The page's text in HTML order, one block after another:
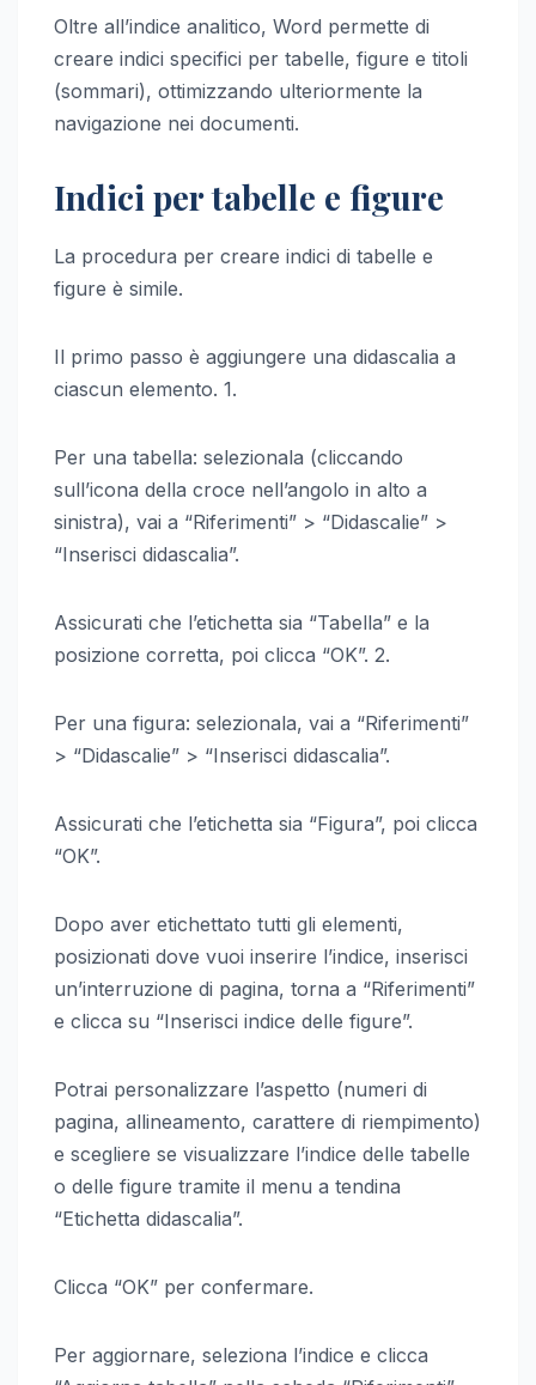
Oltre all’indice analitico, Word permette di
creare indici specifici per tabelle, figure e titoli
(sommari), ottimizzando ulteriormente la
navigazione nei documenti.
Indici per tabelle e figure
La procedura per creare indici di tabelle e
figure è simile.
Il primo passo è aggiungere una didascalia a
ciascun elemento. 1.
Per una tabella: selezionala (cliccando
sull’icona della croce nell’angolo in alto a
sinistra), vai a “Riferimenti” > “Didascalie” >
“Inserisci didascalia”.
Assicurati che l’etichetta sia “Tabella” e la
posizione corretta, poi clicca “OK”. 2.
Per una figura: selezionala, vai a “Riferimenti”
> “Didascalie” > “Inserisci didascalia”.
Assicurati che l’etichetta sia “Figura”, poi clicca
“OK”.
Dopo aver etichettato tutti gli elementi,
posizionati dove vuoi inserire l’indice, inserisci
un’interruzione di pagina, torna a “Riferimenti”
e clicca su “Inserisci indice delle figure”.
Potrai personalizzare l’aspetto (numeri di
pagina, allineamento, carattere di riempimento)
e scegliere se visualizzare l’indice delle tabelle
o delle figure tramite il menu a tendina
“Etichetta didascalia”.
Clicca “OK” per confermare.
Per aggiornare, seleziona l’indice e clicca